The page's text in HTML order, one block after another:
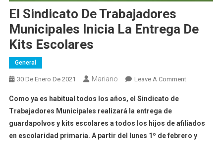
El Sindicato De Trabajadores
Municipales Inicia La Entrega De
Kits Escolares
General
30 De Enero De 2021 Mariano Leave A CommentOn
Municipales
Como ya es habitual todos los años, el Sindicato de
Trabajadores Municipales realizará la entrega de
guardapolvos y kits escolares a todos los hijos de afiliados
en escolaridad primaria. A partir del lunes 1º de febrero y